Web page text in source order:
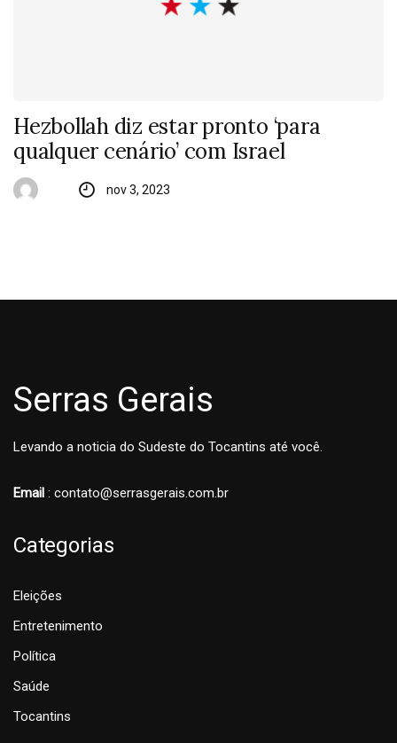
Hezbollah diz estar pronto ‘para
qualquer cenário’ com Israel
nov 3, 2023
Serras Gerais
Levando a noticia do Sudeste do Tocantins até você.
Email : contato@serrasgerais.com.br
Categorias
Eleições
Entretenimento
Política
Saúde
Tocantins